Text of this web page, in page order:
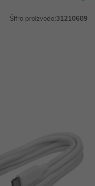
Šifra proizvoda:31210609